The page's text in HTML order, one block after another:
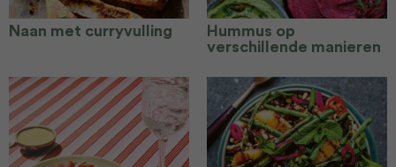
Naan met curryvulling
Hummus op
verschillende manieren